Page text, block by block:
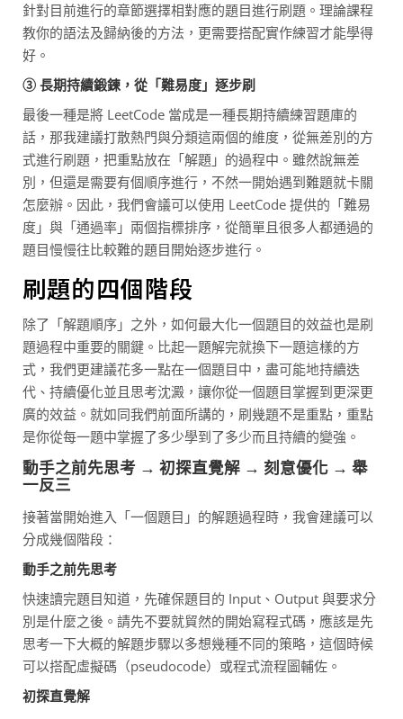
針對目前進行的章節選擇相對應的題目進行刷題。理論課程
教你的語法及歸納後的方法，更需要搭配實作練習才能學得
好。
③ 長期持續鍛鍊，從「難易度」逐步刷
最後一種是將 LeetCode 當成是一種長期持續練習題庫的
話，那我建議打散熱門與分類這兩個的維度，從無差別的方
式進行刷題，把重點放在「解題」的過程中。雖然說無差
別，但還是需要有個順序進行，不然一開始遇到難題就卡關
怎麼辦。因此，我們會議可以使用 LeetCode 提供的「難易
度」與「通過率」兩個指標排序，從簡單且很多人都通過的
題目慢慢往比較難的題目開始逐步進行。
刷題的四個階段
除了「解題順序」之外，如何最大化一個題目的效益也是刷
題過程中重要的關鍵。比起一題解完就換下一題這樣的方
式，我們更建議花多一點在一個題目中，盡可能地持續迭
代、持續優化並且思考沈澱，讓你從一個題目掌握到更深更
廣的效益。就如同我們前面所講的，刷幾題不是重點，重點
是你從每一題中掌握了多少學到了多少而且持續的變強。
動手之前先思考 → 初探直覺解 → 刻意優化 → 舉
一反三
接著當開始進入「一個題目」的解題過程時，我會建議可以
分成幾個階段：
動手之前先思考
快速讀完題目知道，先確保題目的 Input、Output 與要求分
別是什麼之後。請先不要就貿然的開始寫程式碼，應該是先
思考一下大概的解題步驟以多想幾種不同的策略，這個時候
可以搭配虛擬碼（pseudocode）或程式流程圖輔佐。
初探直覺解